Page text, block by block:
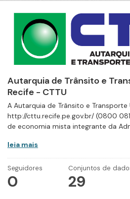
Autarquia de Trânsito e
Recife - CTTU
A Autarquia de Trânsito e Transporte
http://cttu.recife.pe.gov.br/ (0800
de economia mista integrante da
leia mais
Seguidores
0
Conjuntos de
29